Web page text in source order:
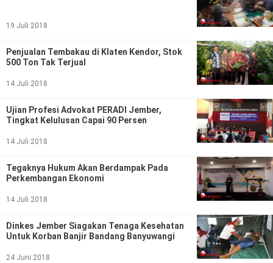
Otomotif
Pendidikan Ilmiah
Teknologi
SosBud
Sosial
Wisata
Ekonomi
19 Juli 2018
Penjualan Tembakau di Klaten Kendor, Stok
500 Ton Tak Terjual
14 Juli 2018
Ujian Profesi Advokat PERADI Jember,
Tingkat Kelulusan Capai 90 Persen
14 Juli 2018
Tegaknya Hukum Akan Berdampak Pada
Perkembangan Ekonomi
14 Juli 2018
Dinkes Jember Siagakan Tenaga Kesehatan
Untuk Korban Banjir Bandang Banyuwangi
24 Juni 2018